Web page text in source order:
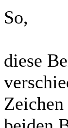
So,
diese